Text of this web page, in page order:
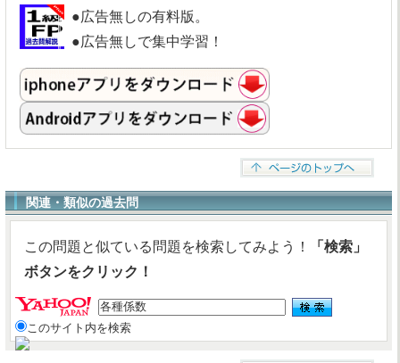
●広告無しの有料版。
●広告無しで集中学習！
関連・類似の過去問
この問題と似ている問題を検索してみよう！
「検索」
ボタンをクリック！
このサイト内を検索